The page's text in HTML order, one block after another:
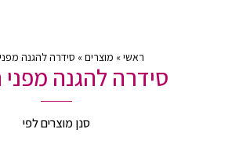
ראשי» מוצרים» סידרה להגנה
סידרה להגנה
סנן מוצרים לפי